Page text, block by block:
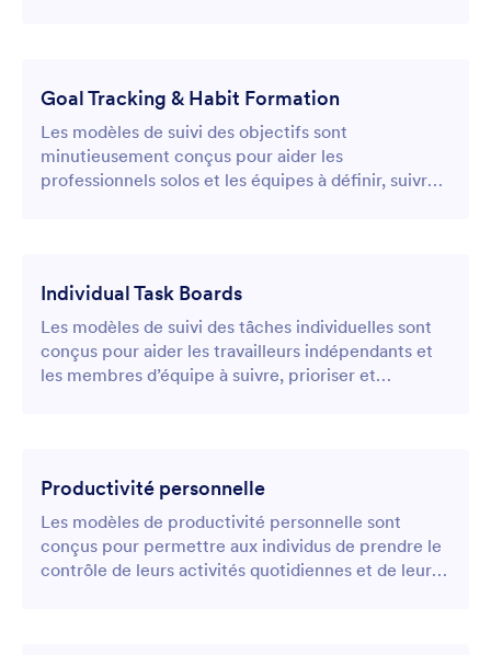
Goal Tracking & Habit Formation
Les modèles de suivi des objectifs sont
minutieusement conçus pour aider les
professionnels solos et les équipes à définir, suivre
Individual Task Boards
Les modèles de suivi des tâches individuelles sont
conçus pour aider les travailleurs indépendants et
les membres d’équipe à suivre, prioriser et
Productivité personnelle
Les modèles de productivité personnelle sont
conçus pour permettre aux individus de prendre le
contrôle de leurs activités quotidiennes et de leurs